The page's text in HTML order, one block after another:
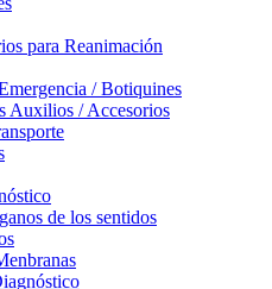
para Reanimación
/ Botiquines
Auxilios / Accesorios
de los sentidos